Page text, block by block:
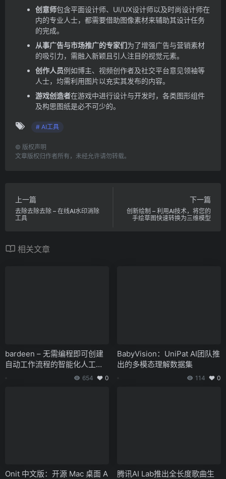
创意师包含平面设计师、UI/UX设计师以及时尚设计师在
内的专业人士，都需要借助图像素材来辅助其设计任务
的完成。
从事广告与市场推广的专家们为了增强广告与营销素材
的吸引力，需融入新颖且引人注目的视觉元素。
创作人员例如博主、视频创作者及社交平台意见领袖等
人士，均需利用图片以充实其发布的内容。
游戏创造者在游戏中进行设计与开发时，各类图形组件
及构思图纸是必不可少的。
# AI工具
© 版权声明
文章版权归作者所有，未经允许请勿转载。
上一篇
去除去除去除 – 在线AI水印消除
工具
下一篇
创新绘制 – 利用AI技术，将您的
手绘草图快速转换为三维模型
相关文章
bardeen – 无需编程即可创建
自动工作流程的智能化人工智
654 0
BabyVision：UniPat AI团队推
出的多模态理解数据集
114 0
Onit 中文版：开源 Mac 桌面 A
腾讯AI Lab推出全长度歌曲生